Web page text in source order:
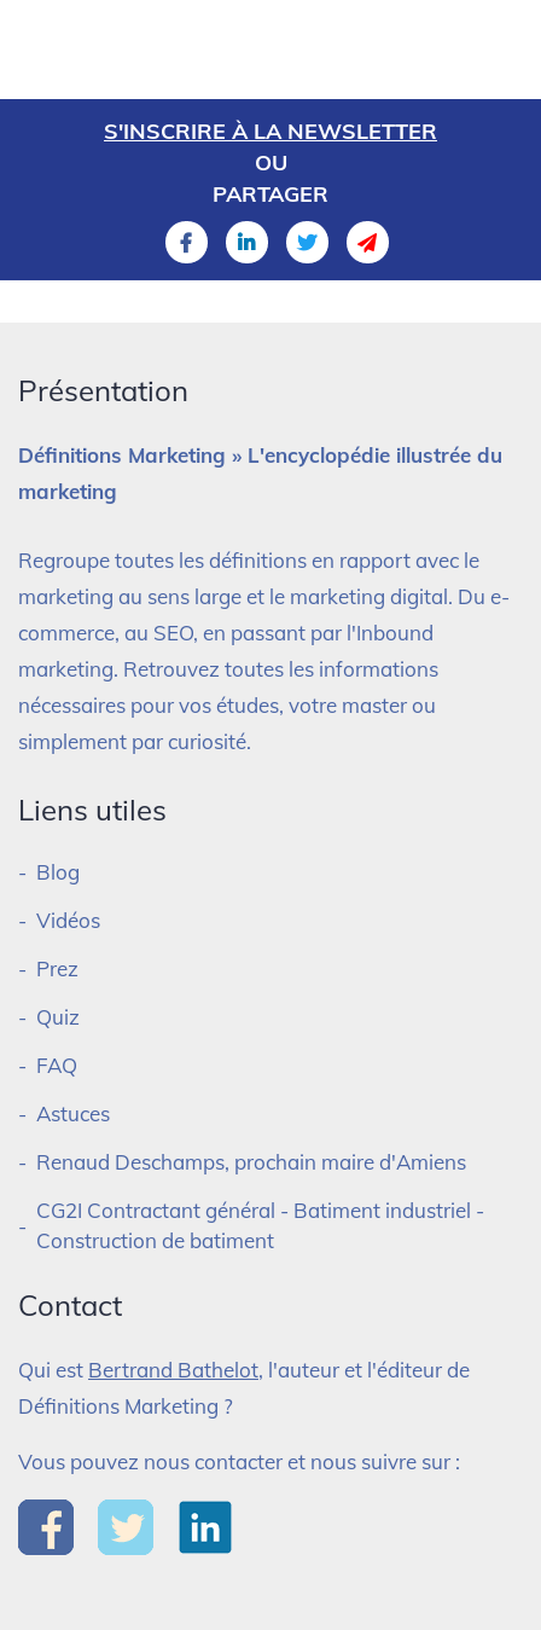
S'INSCRIRE À LA NEWSLETTER
OU
PARTAGER
Présentation
Définitions Marketing » L'encyclopédie illustrée du
marketing
Regroupe toutes les définitions en rapport avec le
marketing au sens large et le marketing digital. Du e-
commerce, au SEO, en passant par l'Inbound
marketing. Retrouvez toutes les informations
nécessaires pour vos études, votre master ou
simplement par curiosité.
Liens utiles
Blog
Vidéos
Prez
Quiz
FAQ
Astuces
Renaud Deschamps, prochain maire d'Amiens
CG2I Contractant général - Batiment industriel -
Construction de batiment
Contact
Qui est Bertrand Bathelot, l'auteur et l'éditeur de
Définitions Marketing ?
Vous pouvez nous contacter et nous suivre sur :